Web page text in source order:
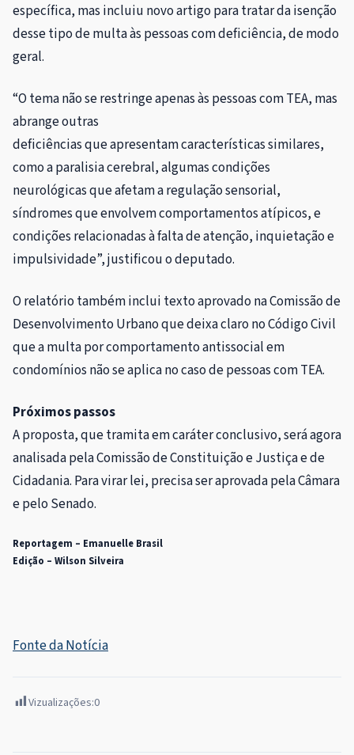
específica, mas incluiu novo artigo para tratar da isenção
desse tipo de multa às pessoas com deficiência, de modo
geral.
“O tema não se restringe apenas às pessoas com TEA, mas
abrange outras
deficiências que apresentam características similares,
como a paralisia cerebral, algumas condições
neurológicas que afetam a regulação sensorial,
síndromes que envolvem comportamentos atípicos, e
condições relacionadas à falta de atenção, inquietação e
impulsividade”, justificou o deputado.
O relatório também inclui texto aprovado na Comissão de
Desenvolvimento Urbano que deixa claro no Código Civil
que a multa por comportamento antissocial em
condomínios não se aplica no caso de pessoas com TEA.
Próximos passos
A proposta, que tramita emcaráter conclusivo, será agora
analisada pela Comissão de Constituição e Justiça e de
Cidadania. Para virar lei, precisa ser aprovada pela Câmara
e pelo Senado.
Reportagem – Emanuelle Brasil
Edição – Wilson Silveira
Fonte da Notícia
Vizualizações:0